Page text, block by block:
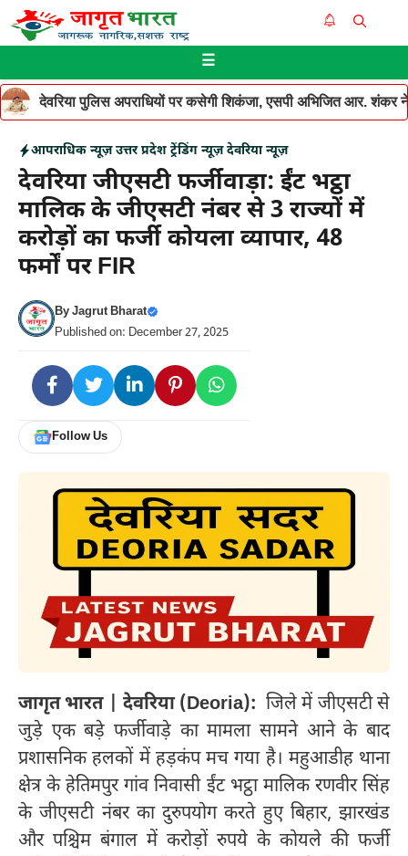
Skip
to
☰
देवरिया पुलिस अपराधियों पर कसेगी शिकंजा, एसपी अभिजित आर. शंकर ने
आपराधिक न्यूज़ उत्तर प्रदेश ट्रेंडिंग न्यूज़ देवरिया न्यूज़
देवरिया जीएसटी फर्जीवाड़ा: ईंट भट्ठा
मालिक के जीएसटी नंबर से 3 राज्यों में
करोड़ों का फर्जी कोयला व्यापार, 48
फर्मों पर FIR
ByJagrut Bharat
Published on: December 27, 2025
Follow Us
जागृत भारत | देवरिया (Deoria): जिले में जीएसटी से
जुड़े एक बड़े फर्जीवाड़े का मामला सामने आने के बाद
प्रशासनिक हलकों में हड़कंप मच गया है। महुआडीह थाना
क्षेत्र के हेतिमपुर गांव निवासी ईंट भट्ठा मालिक रणवीर सिंह
के जीएसटी नंबर का दुरुपयोग करते हुए बिहार, झारखंड
और पश्चिम बंगाल में करोड़ों रुपये के कोयले की फर्जी